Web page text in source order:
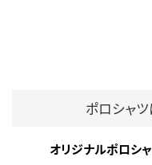
ポロシャ
オリジナルポロシ